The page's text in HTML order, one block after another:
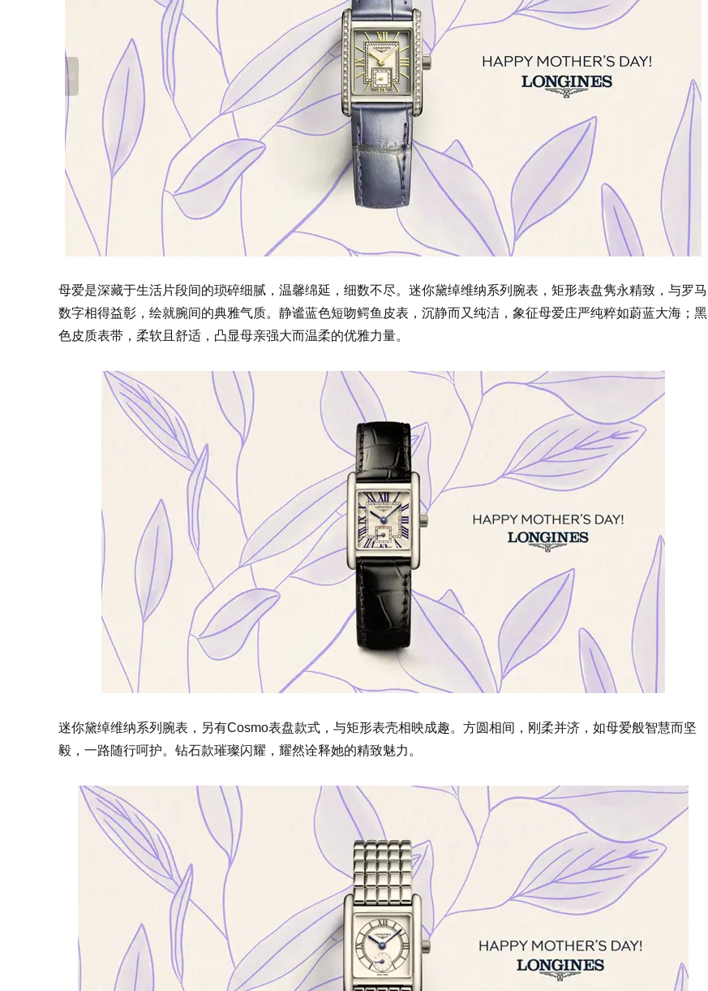
母爱是深藏于生活片段间的琐碎细腻，温馨绵延，细数不尽。迷你黛绰维纳系列腕表，矩形表盘隽永精致，与罗马
数字相得益彰，绘就腕间的典雅气质。静谧蓝色短吻鳄鱼皮表，沉静而又纯洁，象征母爱庄严纯粹如蔚蓝大海；黑
色皮质表带，柔软且舒适，凸显母亲强大而温柔的优雅力量。
迷你黛绰维纳系列腕表，另有Cosmo表盘款式，与矩形表壳相映成趣。方圆相间，刚柔并济，如母爱般智慧而坚
毅，一路随行呵护。钻石款璀璨闪耀，耀然诠释她的精致魅力。